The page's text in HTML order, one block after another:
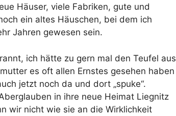
Häuser, viele Fabriken, gute und
ein altes Häuschen, bei dem ich
Jahren gewesen sein.
ich hätte zu gern mal den Teufel aus
es oft allen Ernstes gesehen haben
jetzt noch da und dort „spuke“.
in ihre neue Heimat Liegnitz
wir nicht wie sie an die Wirklichkeit